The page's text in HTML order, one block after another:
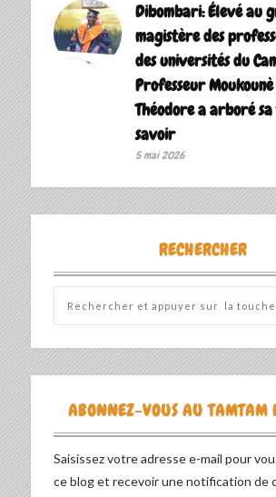
Dibombari: Élevé au
magistère des
des universités du
Professeur Moukounè
Théodore a arboré
savoir ‎
5 mai 2026
RECHERCHER
ABONNEZ-VOUS AU TAMTAM
Saisissez votre adresse e-mail pour
ce blog et recevoir une notification de